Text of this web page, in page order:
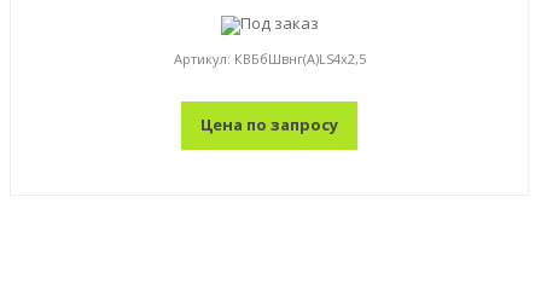
Под заказ
Артикул: КВБбШвнг(А)LS4x2,5
Цена по запросу